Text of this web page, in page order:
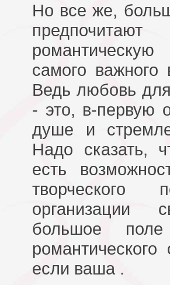
Но все же,
самого
Ведь любовь
- это, в-первую
душе и
Надо сказать,
есть
организации
большое
если ваша .